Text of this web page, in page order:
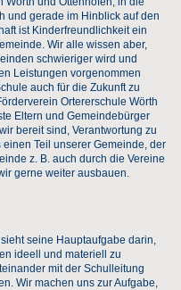
und gerade im Hinblick auf den
ist Kinderfreundlichkeit ein
Wir alle wissen aber,
schwieriger wird und
Leistungen vorgenommen
auch für die Zukunft zu
Ortererschule Wörth
Eltern und Gemeindebürger
bereit sind, Verantwortung zu
Teil unserer Gemeinde, der
z. B. auch durch die Vereine
gerne weiter ausbauen.
seine Hauptaufgabe darin,
ideell und materiell zu
mit der Schulleitung
Wir machen uns zur Aufgabe,